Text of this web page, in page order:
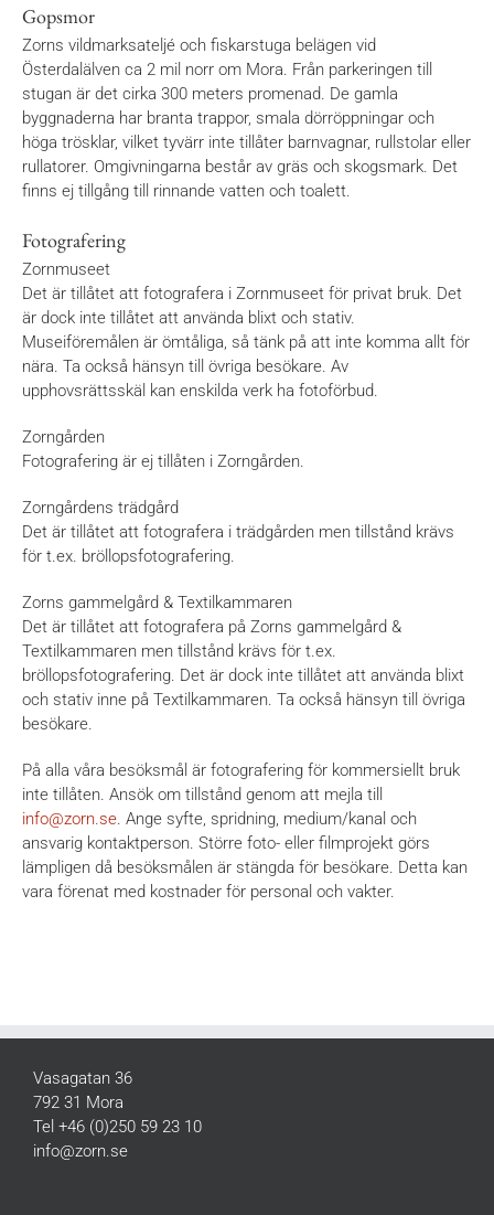
Gopsmor
Zorns vildmarksateljé och fiskarstuga belägen vid
Österdalälven ca 2 mil norr om Mora. Från parkeringen till
stugan är det cirka 300 meters promenad. De gamla
byggnaderna har branta trappor, smala dörröppningar och
höga trösklar, vilket tyvärr inte tillåter barnvagnar, rullstolar eller
rullatorer. Omgivningarna består av gräs och skogsmark. Det
finns ej tillgång till rinnande vatten och toalett.
Fotografering
Zornmuseet
Det är tillåtet att fotografera i Zornmuseet för privat bruk. Det
är dock inte tillåtet att använda blixt och stativ.
Museiföremålen är ömtåliga, så tänk på att inte komma allt för
nära. Ta också hänsyn till övriga besökare. Av
upphovsrättsskäl kan enskilda verk ha fotoförbud.
Zorngården
Fotografering är ej tillåten i Zorngården.
Zorngårdens trädgård
Det är tillåtet att fotografera i trädgården men tillstånd krävs
för t.ex. bröllopsfotografering.
Zorns gammelgård & Textilkammaren
Det är tillåtet att fotografera på Zorns gammelgård &
Textilkammaren men tillstånd krävs för t.ex.
bröllopsfotografering. Det är dock inte tillåtet att använda blixt
och stativ inne på Textilkammaren. Ta också hänsyn till övriga
besökare.
På alla våra besöksmål är fotografering för kommersiellt bruk
inte tillåten. Ansök om tillstånd genom att mejla till
info@zorn.se. Ange syfte, spridning, medium/kanal och
ansvarig kontaktperson. Större foto- eller filmprojekt görs
lämpligen då besöksmålen är stängda för besökare. Detta kan
vara förenat med kostnader för personal och vakter.
Vasagatan 36
792 31 Mora
Tel +46 (0)250 59 23 10
info@zorn.se